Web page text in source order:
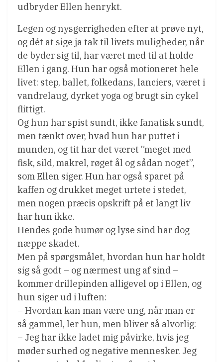
udbryder Ellen henrykt.
Legen og nysgerrigheden efter at prøve nyt,
og dét at sige ja tak til livets muligheder, når
de byder sig til, har været med til at holde
Ellen i gang. Hun har også motioneret hele
livet: step, ballet, folkedans, lanciers, været i
vandrelaug, dyrket yoga og brugt sin cykel
flittigt.
Og hun har spist sundt, ikke fanatisk sundt,
men tænkt over, hvad hun har puttet i
munden, og tit har det været ”meget med
fisk, sild, makrel, røget ål og sådan noget”,
som Ellen siger. Hun har også sparet på
kaffen og drukket meget urtete i stedet,
men nogen præcis opskrift på et langt liv
har hun ikke.
Hendes gode humør og lyse sind har dog
næppe skadet.
Men på spørgsmålet, hvordan hun har holdt
sig så godt – og nærmest ung af sind –
kommer drillepinden alligevel op i Ellen, og
hun siger ud i luften:
– Hvordan kan man være ung, når man er
så gammel, ler hun, men bliver så alvorlig:
– Jeg har ikke ladet mig påvirke, hvis jeg
møder surhed og negative mennesker. Jeg